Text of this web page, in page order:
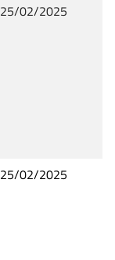
25/02/2025
25/02/2025